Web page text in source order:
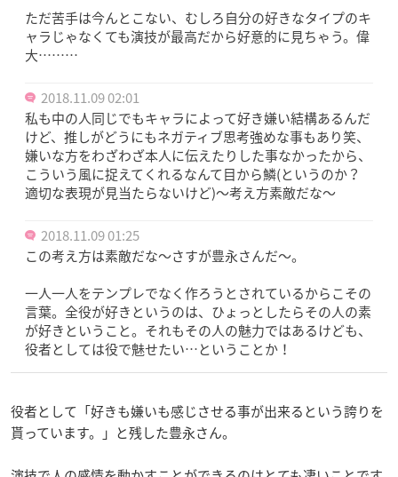
ただ苦手は今んとこない、むしろ自分の好きなタイプのキ
ャラじゃなくても演技が最高だから好意的に見ちゃう。偉
大………
2018.11.09 02:01
私も中の人同じでもキャラによって好き嫌い結構あるんだ
けど、推しがどうにもネガティブ思考強めな事もあり笑、
嫌いな方をわざわざ本人に伝えたりした事なかったから、
こういう風に捉えてくれるなんて目から鱗(というのか？
適切な表現が見当たらないけど)〜考え方素敵だな〜
2018.11.09 01:25
この考え方は素敵だな～さすが豊永さんだ～。
一人一人をテンプレでなく作ろうとされているからこその
言葉。全役が好きというのは、ひょっとしたらその人の素
が好きということ。それもその人の魅力ではあるけども、
役者としては役で魅せたい…ということか！
役者として「好きも嫌いも感じさせる事が出来るという誇りを
貰っています。」と残した豊永さん。